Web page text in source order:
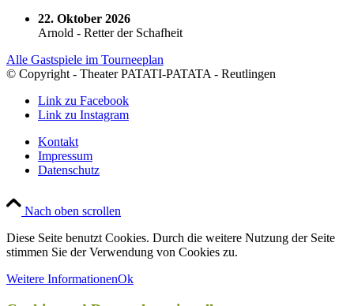
22. Oktober 2026
Arnold - Retter der Schafheit
Alle Gastspiele im Tourneeplan
© Copyright - Theater PATATI-PATATA - Reutlingen
Link zu Facebook
Link zu Instagram
Kontakt
Impressum
Datenschutz
Nach oben scrollen
Diese Seite benutzt Cookies. Durch die weitere Nutzung der Seite
stimmen Sie der Verwendung von Cookies zu.
Weitere InformationenOk